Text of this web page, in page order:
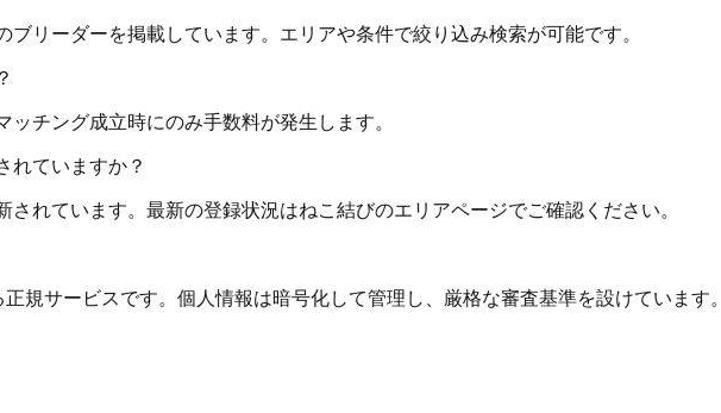
リーダーを掲載しています。エリアや条件で絞り込み検索が可能です。
チング成立時にのみ手数料が発生します。
れていますか？
れています。最新の登録状況はねこ結びのエリアページでご確認ください。
規サービスです。個人情報は暗号化して管理し、厳格な審査基準を設けています。